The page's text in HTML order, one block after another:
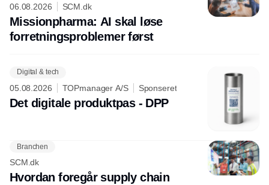
06.08.2026 SCM.dk
Missionpharma: AI skal løse
forretningsproblemer først
Digital & tech
05.08.2026 TOPmanager A/S Sponseret
Det digitale produktpas - DPP
Branchen
SCM.dk
Hvordan foregår supply chain